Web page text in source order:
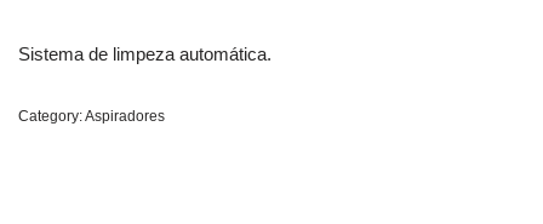
Sistema de limpeza automática.
Category:Aspiradores